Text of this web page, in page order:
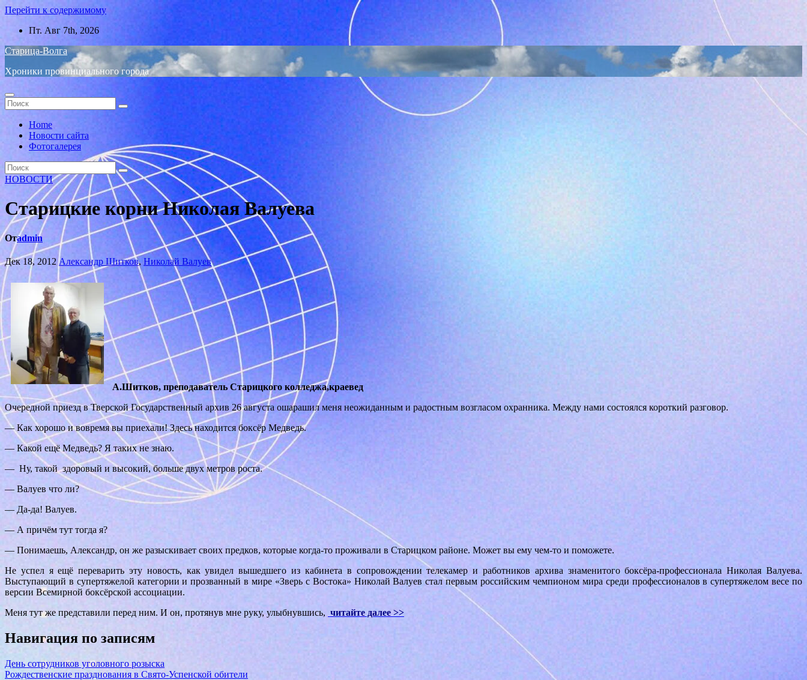
Перейти к содержимому
Пт. Авг 7th, 2026
Старица-Волга
Хроники провинциального города
Home
Новости сайта
Фотогалерея
НОВОСТИ
Старицкие корни Николая Валуева
Отadmin
Дек 18, 2012 Александр Шитков, Николай Валуев
А.Шитков, преподаватель Старицкого колледжа,краевед
Очередной приезд в Тверской Государственный архив 26 августа ошарашил меня неожиданным и радостным возгласом охранника. Между нами состоялся короткий разговор.
— Как хорошо и вовремя вы приехали! Здесь находится боксёр Медведь.
— Какой ещё Медведь? Я таких не знаю.
— Ну, такой здоровый и высокий, больше двух метров роста.
— Валуев что ли?
— Да-да! Валуев.
— А причём тут тогда я?
— Понимаешь, Александр, он же разыскивает своих предков, которые когда-то проживали в Старицком районе. Может вы ему чем-то и поможете.
Не успел я ещё переварить эту новость, как увидел вышедшего из кабинета в сопровождении телекамер и работников архива знаменитого боксёра-профессионала Николая Валуева.
Выступающий в супертяжелой категории и прозванный в мире «Зверь с Востока» Николай Валуев стал первым российским чемпионом мира среди профессионалов в супертяжелом весе по
версии Всемирной боксёрской ассоциации.
Меня тут же представили перед ним. И он, протянув мне руку, улыбнувшись, читайте далее >>
Навигация по записям
День сотрудников уголовного розыска
Рождественские празднования в Свято-Успенской обители